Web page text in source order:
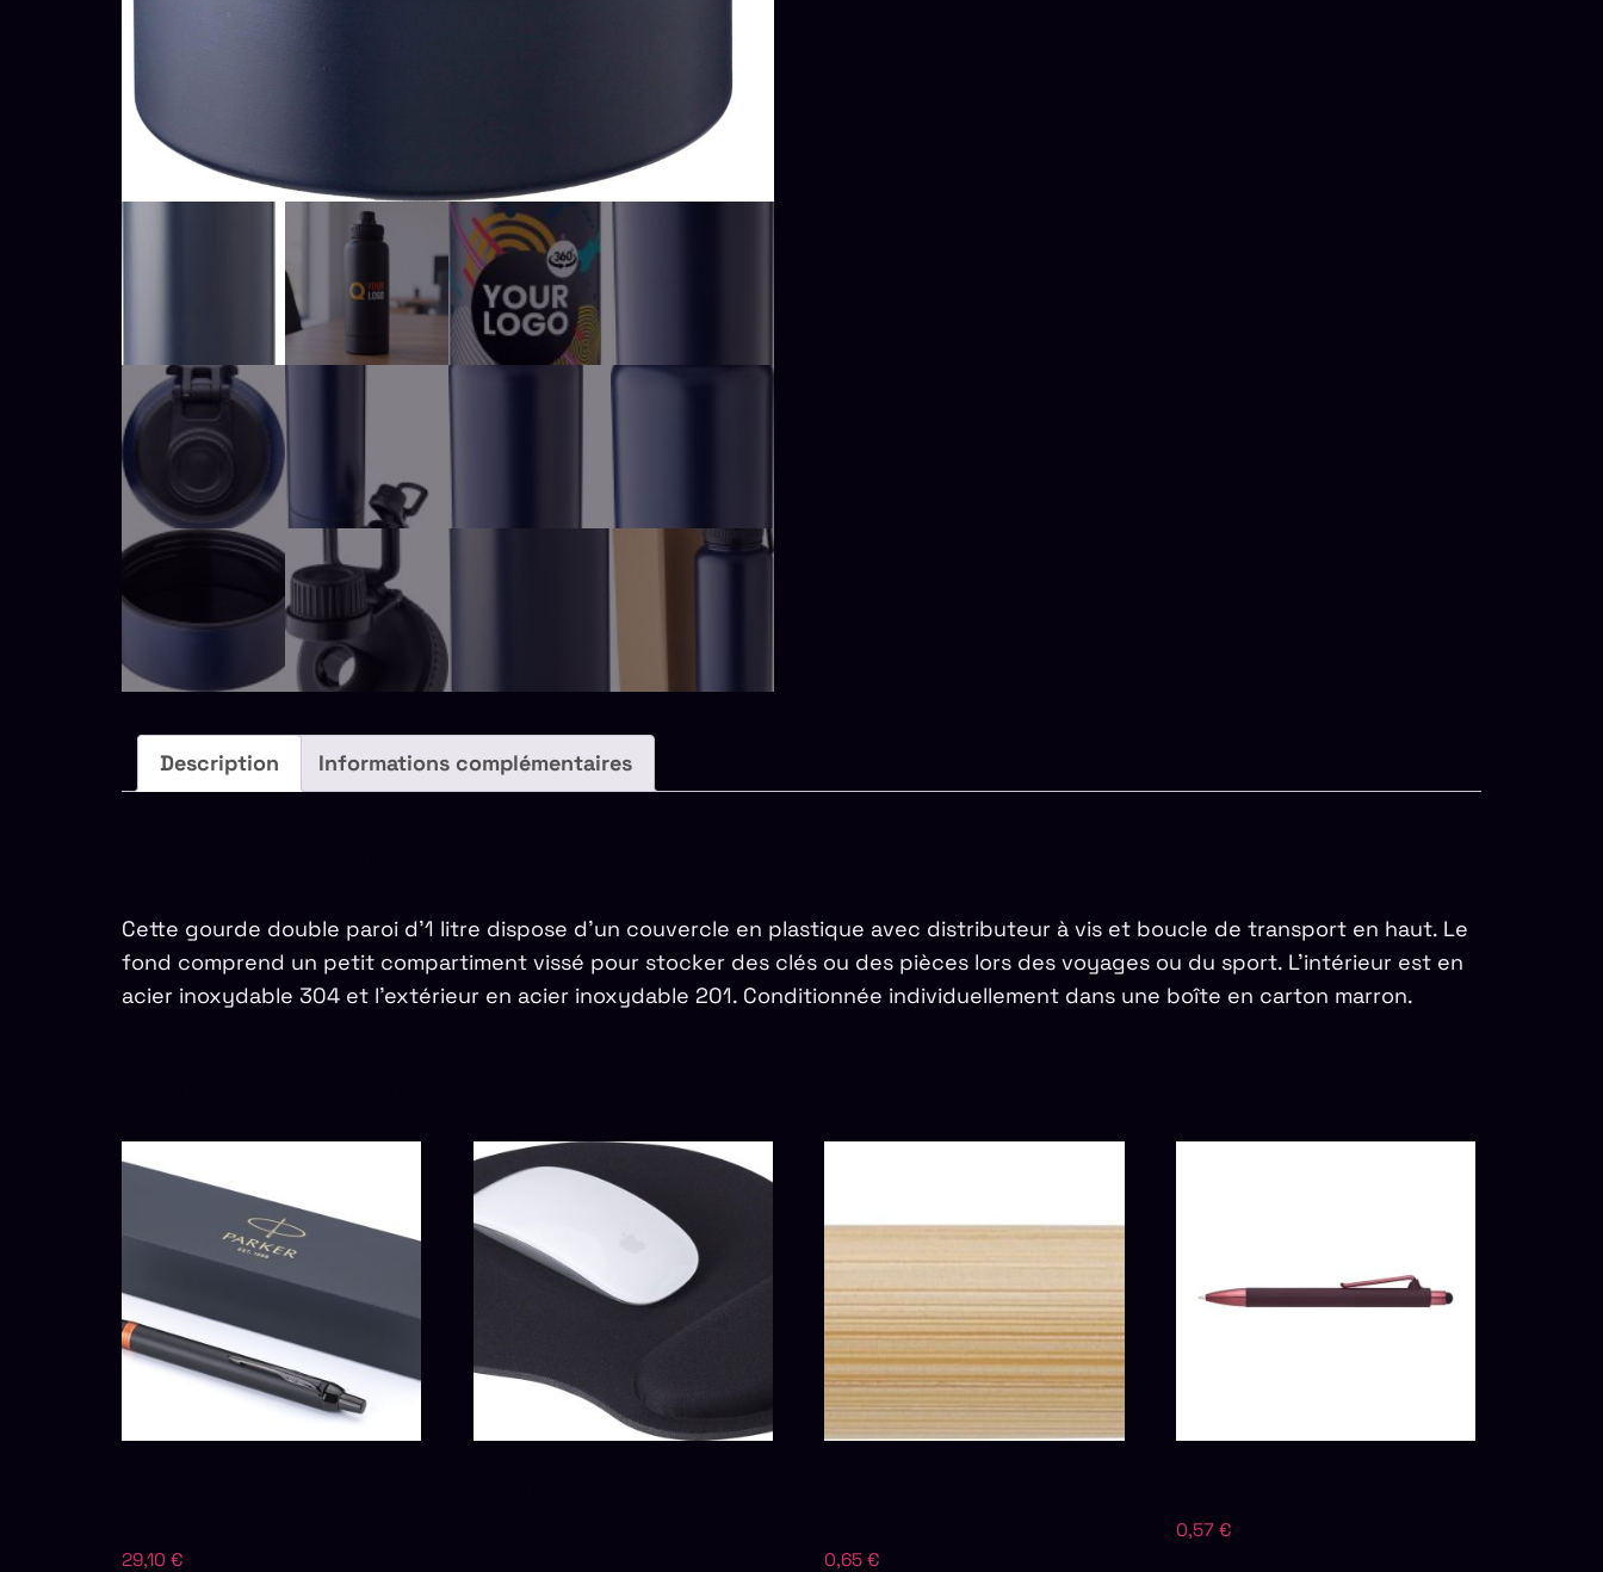
Description Informations complémentaires
Cette gourde double paroi d’1 litre dispose d’un couvercle en plastique avec distributeur à vis et boucle de transport en haut. Le
fond comprend un petit compartiment vissé pour stocker des clés ou des pièces lors des voyages ou du sport. L’intérieur est en
acier inoxydable 304 et l’extérieur en acier inoxydable 201. Conditionnée individuellement dans une boîte en carton marron.
29,10 € 0,65€
0,57€